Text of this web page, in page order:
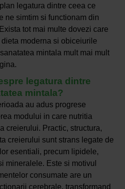
legatura dintre ceea ce
ne simtim si functionam din
tot mai multe dovezi care
moderna si obiceiurile
mintala mult mai mult
legatura dintre
mintala?
au adus progrese
modului in care nutritia
creierului. Practic, structura,
creierului sunt strans legate de
esentiali, precum lipidele,
mineralele. Este si motivul
consumate are un
cerebrale, transformand